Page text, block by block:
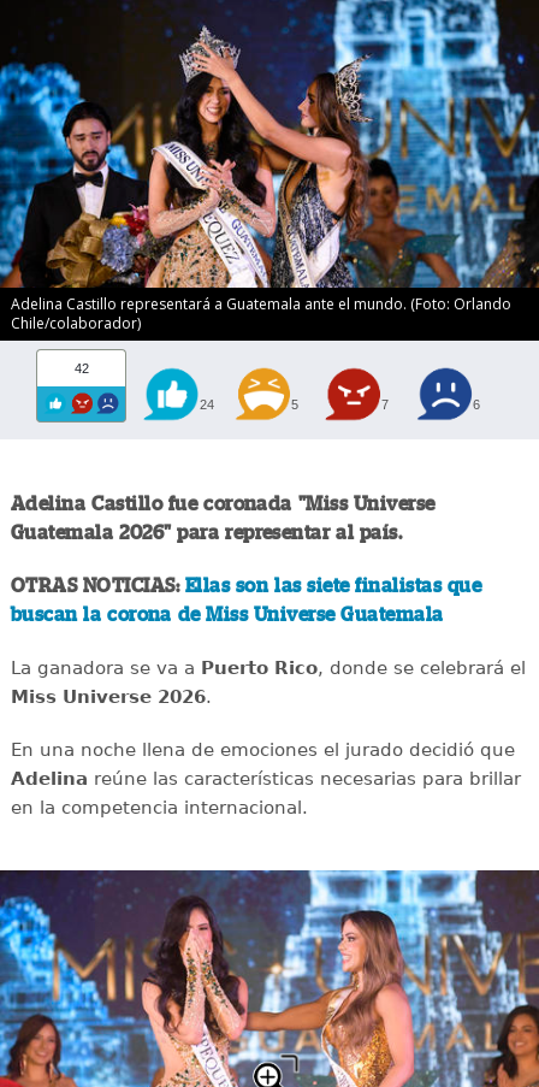
Adelina Castillo representará a Guatemala ante el mundo. (Foto: Orlando
Chile/colaborador)
42
24 5 7 6
Adelina Castillo fue coronada "Miss Universe
Guatemala 2026" para representar al país.
OTRAS NOTICIAS: Ellas son las siete finalistas que
buscan la corona de Miss Universe Guatemala
La ganadora se va a Puerto Rico, donde se celebrará el
Miss Universe 2026.
En una noche llena de emociones el jurado decidió que
Adelina reúne las características necesarias para brillar
en la competencia internacional.